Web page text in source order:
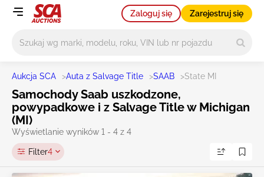
Zaloguj się Zarejestruj się
Aukcja SCA >Auta z Salvage Title >SAAB >State MI
Samochody Saab uszkodzone,
powypadkowe i z Salvage Title w Michigan
(MI)
Wyświetlanie wyników 1 - 4 z 4
Filter4